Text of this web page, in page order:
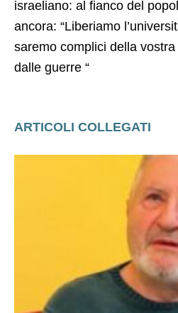
israeliano: al fianco del
ancora: “Liberiamo
saremo complici della vostra
dalle guerre “
ARTICOLI COLLEGATI